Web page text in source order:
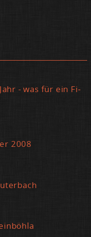
- was für ein Fi­
2008